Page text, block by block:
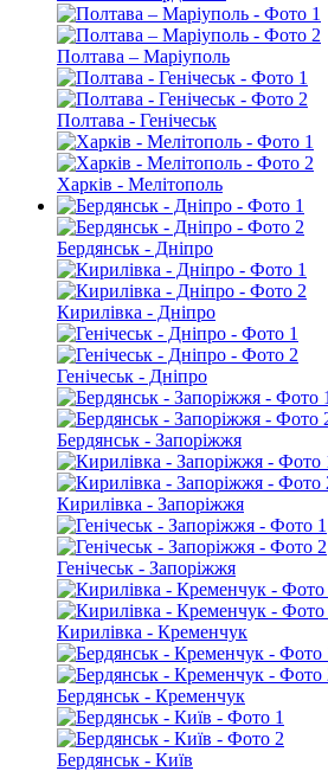
Полтава – Маріуполь
Полтава - Генічеськ
Харків - Мелітополь
Бердянськ - Дніпро
Кирилівка - Дніпро
Генічеськ - Дніпро
Бердянськ - Запоріжжя
Кирилівка - Запоріжжя
Генічеськ - Запоріжжя
Кирилівка - Кременчук
Бердянськ - Кременчук
Бердянськ - Київ